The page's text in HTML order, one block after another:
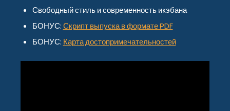
Свободный стиль и современность икэбана
БОНУС:Скрипт выпуска в формате PDF
БОНУС: Карта достопримечательностей